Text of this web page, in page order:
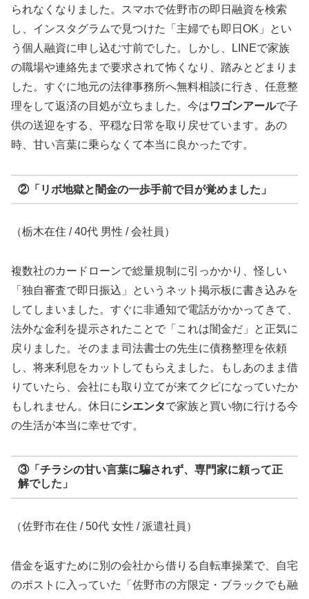
られなくなりました。スマホで佐野市の即日融資を検索
し、インスタグラムで見つけた「主婦でも即日OK」とい
う個人融資に申し込む寸前でした。しかし、LINEで家族
の職場や連絡先まで要求されて怖くなり、踏みとどまりま
した。すぐに地元の法律事務所へ無料相談に行き、任意整
理をして返済の目処が立ちました。今はワゴンアールで子
供の送迎をする、平穏な日常を取り戻せています。あの
時、甘い言葉に乗らなくて本当に良かったです。
②「リボ地獄と闇金の一歩手前で目が覚めました」
（栃木在住 / 40代 男性 / 会社員）
複数社のカードローンで総量規制に引っかかり、怪しい
「独自審査で即日振込」というネット掲示板に書き込みを
してしまいました。すぐに非通知で電話がかかってきて、
法外な金利を提示されたことで「これは闇金だ」と正気に
戻りました。そのまま司法書士の先生に債務整理を依頼
し、将来利息をカットしてもらえました。もしあのまま借
りていたら、会社にも取り立てが来てクビになっていたか
もしれません。休日にシエンタで家族と買い物に行ける今
の生活が本当に幸せです。
③「チラシの甘い言葉に騙されず、専門家に頼って正
解でした」
（佐野市在住 / 50代 女性 / 派遣社員）
借金を返すために別の会社から借りる自転車操業で、自宅
のポストに入っていた「佐野市の方限定・ブラックでも融